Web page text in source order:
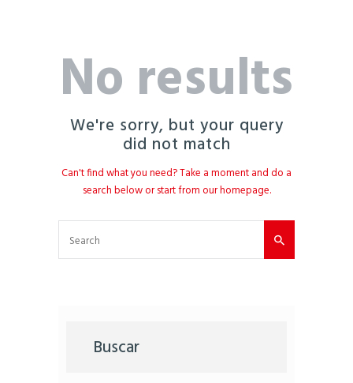
No results
We're sorry, but your query
did not match
Can't find what you need? Take a moment and do a
search below or start from our homepage.
Buscar